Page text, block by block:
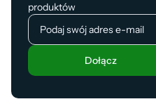
produktów
Dołącz